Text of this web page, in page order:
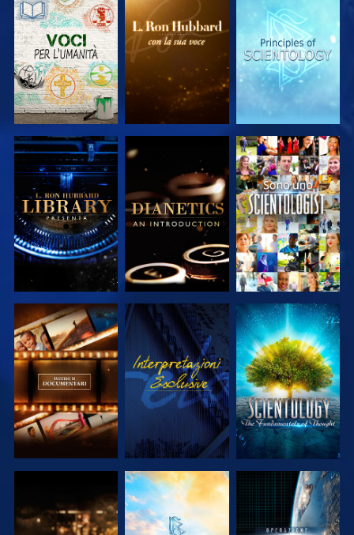
ESPLORA LE
SERIE
ESPLORA LE
SERIE
ESPLORA LE
SERIE
ESPLORA LE
SERIE
ESPLORA LE
SERIE
GUARDA
ESPLORA LE
SERIE
GUARDA
ESPLORA LE
SERIE
ESPLORA LE
SERIE
ESPLORA LE
SERIE
GUARDA